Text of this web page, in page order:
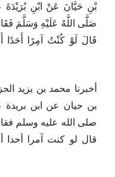
بْنِ حَيَّانَ عَنْ ابْنِ بُرَيْدَةَ
صَلَّى اللَّهُ عَلَيْهِ وَسَلَّمَ
قَالَ لَوْ كُنْتُ آمِرًا أَحَدًا
أخبرنا محمد بن يزيد
بن حيان عن ابن بريدة
صلى الله عليه وسلم
قال لو كنت آمرا أحدا